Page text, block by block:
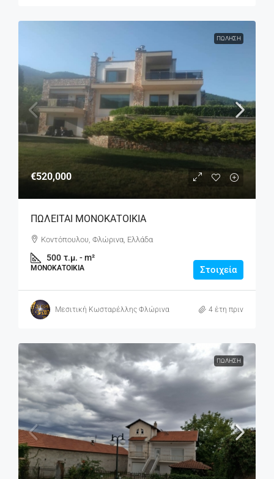
ΠΏΛΗΣΗ
€520,000
ΠΩΛΕΙΤΑΙ ΜΟΝΟΚΑΤΟΙΚΙΑ
Κοντόπουλου, Φλώρινα, Ελλάδα
500 τ.μ. - m²
ΜΟΝΟΚΑΤΟΙΚΊΑ Στοιχεία
Μεσιτική Κωσταρέλλης Φλώρινα 4 έτη πριν
ΠΏΛΗΣΗ